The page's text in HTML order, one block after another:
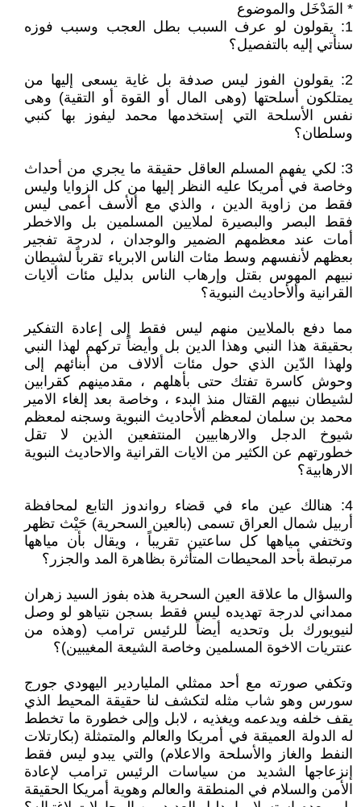
* المَدْخَل والموضوع
1: يقولون لو عرف السبب بطل العجب وسبب فوزه
سنأتي إليه بالتفصيل؟
2: يقولون الفوز ليس صدفة بل غاية يسعى إليها من
يمتلكون أسلحتها (وهى المال أو القوة أو التقية) وهى
نفس الأسلحة التي إستخدمها محمد ليفوز بها كنبي
وسلطان؟
3: لكي يفهم المسلم العاقل حقيقة ما يجري من أحداث
وخاصة في أمريكا عليه النظر إليها من كل الزوايا وليس
فقط من زاوية الدين ، والذي مع ألأسف أعمى ليس
فقط البصر والبصيرة لملايين المسلمين بل والاخطر
أمات عند معظمهم الضمير والوجدان ، لدرجة تفجير
بعظهم لأنفسهم وسط مئات الناس الابرياء تقرباً لشيطان
نبيهم المهوس بقتل وإرهاب الناس بدليل مئات ألايات
القرانية وألأحاديث النبوية؟
مما دفع بالملايين منهم ليس فقط إلى إعادة التفكير
بحقيقة هذا النبي وهذا الدين بل وأيضاً تركهم لهذا النبي
ولهذا الدّين الذي حول مئات ألالاف من أبنائهم إلى
وحوش كاسرة تفتك حتى بأهلهم ، مقدمينهم كقرابين
لشيطان نبيهم القتال منذ البدء ، وخاصة بعد إلغاء الامير
محمد بن سلمان لمعظم ألأحاديث النبوية وسجنه لمعظم
شيوخ الدجل والارهابيين المنتفعين الذين لا تقل
خطورتهم عن الكثير من الايات القرانية والاحاديث النبوية
الارهابية؟
4: هنالك عين ماء في قضاء رواندوز التابع لمحافظة
أربيل شمال العراق تسمى (بالعين السحرية) حَيْث تظهر
وتختفي مياهها كل ساعتين تقريباً ، ويقال بأن مياهها
مرتبطة بأحد المحيطات المتأثرة بظاهرة المد والجزر؟
والسؤال ما علاقة العين السحرية هذه بفوز السيد زهران
ممداني لدرجة تهديده ليس فقط بسجن نتياهو لو وصل
لنيويورك بل وتحديه أيضاً للرئيس ترامب (وهذه من
عنتريات الاخوة المسلمين وخاصة الشيعة المغيبين)؟
وتكفي صورته مع أحد ممثلي الملياردير اليهودي جورج
سورس وهو شاب مثله لتكشف لنا حقيقة المحيط الذي
يقف خلفه ويدعمه ويغذيه ، لابل وإلى خطورة ما تخطط
له الدولة العميقة في أمريكا والعالم والمتمثلة (بكارتلات
النفط والغاز والأسلحة والاعلام) والتي يبدو ليس فقط
إنزعاجها الشديد من سياسات الرئيس ترامب لإعادة
الأمن والسلام في المنطقة والعالم وهوية أمريكا الحقيقة